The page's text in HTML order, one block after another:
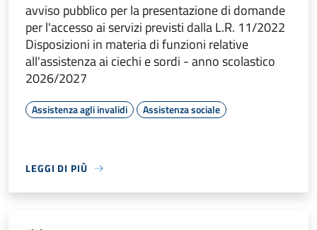
avviso pubblico per la presentazione di domande
per l'accesso ai servizi previsti dalla L.R. 11/2022
Disposizioni in materia di funzioni relative
all'assistenza ai ciechi e sordi - anno scolastico
2026/2027
Assistenza agli invalidi Assistenza sociale
LEGGI DI PIÙ